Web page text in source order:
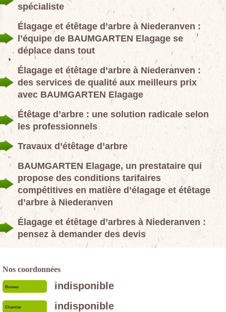
spécialiste
Élagage et étêtage d’arbre à Niederanven :
l’équipe de BAUMGARTEN Elagage se
déplace dans tout
Élagage et étêtage d’arbre à Niederanven :
des services de qualité aux meilleurs prix
avec BAUMGARTEN Elagage
Étêtage d’arbre : une solution radicale selon
les professionnels
Travaux d’étêtage d’arbre
BAUMGARTEN Elagage, un prestataire qui
propose des conditions tarifaires
compétitives en matière d’élagage et étêtage
d’arbre à Niederanven
Élagage et étêtage d’arbres à Niederanven :
pensez à demander des devis
Nos coordonnées
Bureau indisponible
Chantier indisponible